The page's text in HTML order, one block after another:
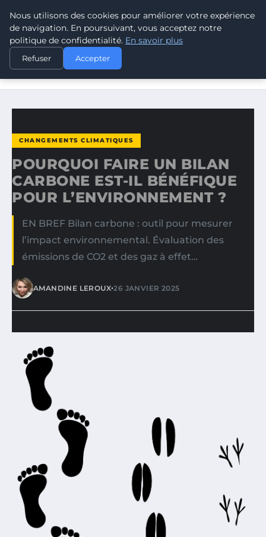
CLIMATE GUARDIAN
ACCUEIL
CHANGEMENTS CLIMATIQUES
POURQUOI FAIRE UN BILAN CARBONE EST-IL BÉNÉFIQUE
CHANGEMENTS CLIMATIQUES
POURQUOI FAIRE UN BILAN
CARBONE EST-IL BÉNÉFIQUE
POUR L’ENVIRONNEMENT ?
EN BREF Bilan carbone : outil pour mesurer
l’impact environnemental. Évaluation des
émissions de CO2 et des gaz à effet…
AMANDINE LEROUX•26 JANVIER 2025
Nous utilisons des cookies pour améliorer votre expérience
de navigation. En poursuivant, vous acceptez notre
politique de confidentialité. En savoir plus
Refuser Accepter